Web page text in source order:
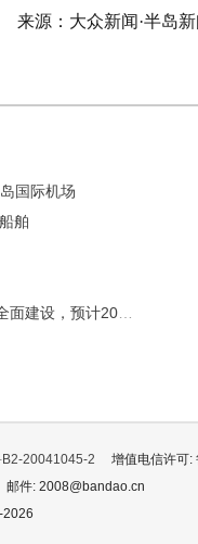
来源：大众新闻·半岛新
国际机场
舶
B2-20041045-2
增值电信许可:
邮件: 2008@bandao.cn
2026